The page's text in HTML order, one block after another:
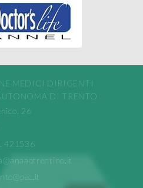
MEDICI DIRIGENTI
DI TRENTO
26
421536